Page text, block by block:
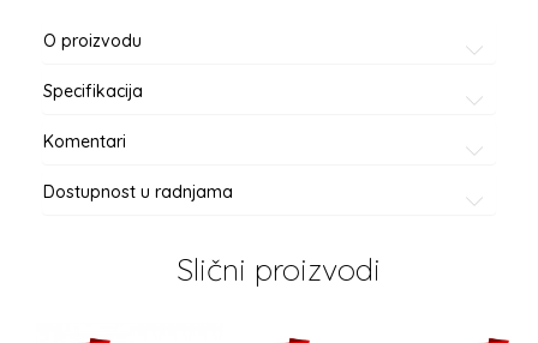
O proizvodu
Specifikacija
Komentari
Dostupnost u radnjama
Slični proizvodi